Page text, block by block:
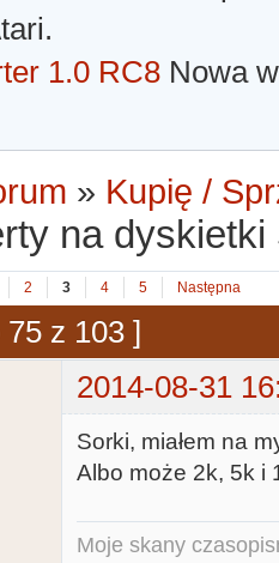
1.0 RC8 Nowa
» Kupię /
na dyskietki
2 3 4 5 Następna
z 103 ]
2014-08-31
Sorki, miałem na
Albo może 2k, 5k i
Moje skany